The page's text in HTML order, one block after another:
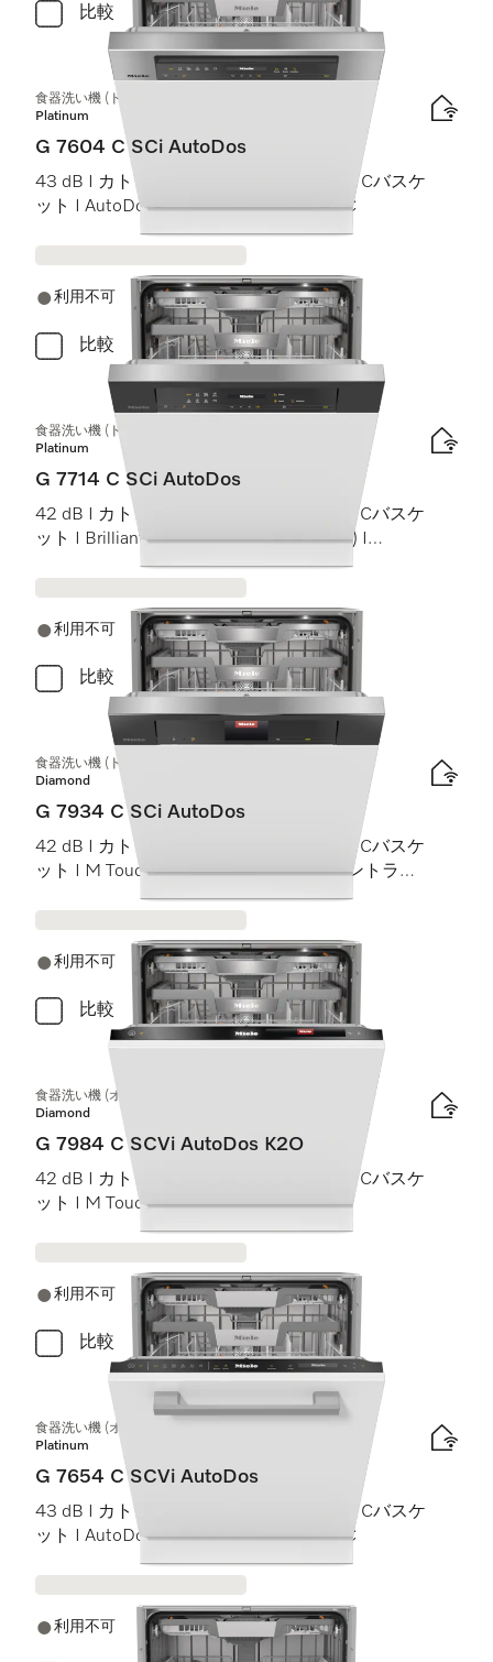
比較
食器洗い機 (ドア材取付専用タイプ)
Platinum
G 7604 C SCi AutoDos
43 dB I カトラリートレイ I ExtraComfort Cバスケ
ット I AutoDos I 高温洗浄・すすぎ 75 °C
利用不可
比較
食器洗い機 (ドア材取付専用タイプ)
Platinum
G 7714 C SCi AutoDos
42 dB I カトラリートレイ I MaxiComfort Cバスケ
ット I BrilliantLight (ブリリアントライト) I
利用不可
比較
食器洗い機 (ドア材取付専用タイプ)
Diamond
G 7934 C SCi AutoDos
42 dB I カトラリートレイ I MaxiComfort Cバスケ
ット I M Touch I BrilliantLight (ブリリアントライ
利用不可
比較
食器洗い機 (オールドア材取付専用タイプ)
Diamond
G 7984 C SCVi AutoDos K2O
42 dB I カトラリートレイ I MaxiComfort Cバスケ
ット I M Touch I Knock2Open
利用不可
比較
食器洗い機 (オールドア材取付専用タイプ)
Platinum
G 7654 C SCVi AutoDos
43 dB I カトラリートレイ I ExtraComfort Cバスケ
ット I AutoDos I 高温洗浄・すすぎ 75 °C
利用不可